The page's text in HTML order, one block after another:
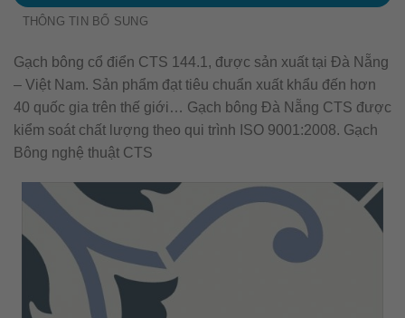
THÔNG TIN BỔ SUNG
Gạch bông cổ điển CTS 144.1, được sản xuất tại Đà Nẵng
– Việt Nam. Sản phẩm đạt tiêu chuẩn xuất khẩu đến hơn
40 quốc gia trên thế giới… Gạch bông Đà Nẵng CTS được
kiểm soát chất lượng theo qui trình ISO 9001:2008. Gạch
Bông nghệ thuật CTS